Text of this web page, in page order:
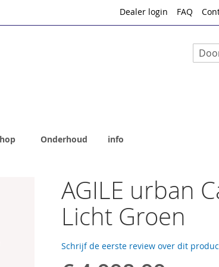
Dealer login FAQ
Search
Onderhoud info
AGILE urban
Licht Groen
Schrijf de eerste review over dit